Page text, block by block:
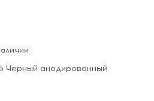
Черный анодированный